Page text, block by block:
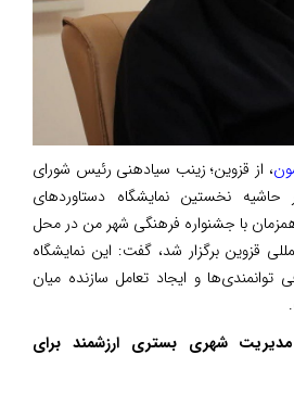
، از قزوین؛ زینب سیادهنی رئیس شورای
نخستین نمایشگاه دستاوردهای
با جشنواره فرهنگی شهر من در محل
قزوین برگزار شد، گفت: این نمایشگاه
توانمندی‌ها و ایجاد تعامل سازنده میان
مدیریت شهری بستری ارزشمند برای